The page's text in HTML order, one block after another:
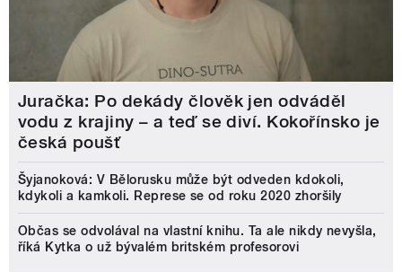
Juračka: Po dekády člověk jen odváděl
vodu z krajiny – a teď se diví. Kokořínsko je
česká poušť
Šyjanoková: V Bělorusku může být odveden kdokoli,
kdykoli a kamkoli. Represe se od roku 2020 zhoršily
Občas se odvolával na vlastní knihu. Ta ale nikdy nevyšla,
říká Kytka o už bývalém britském profesorovi